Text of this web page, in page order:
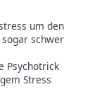
um den
schwer
Psychotrick
Stress